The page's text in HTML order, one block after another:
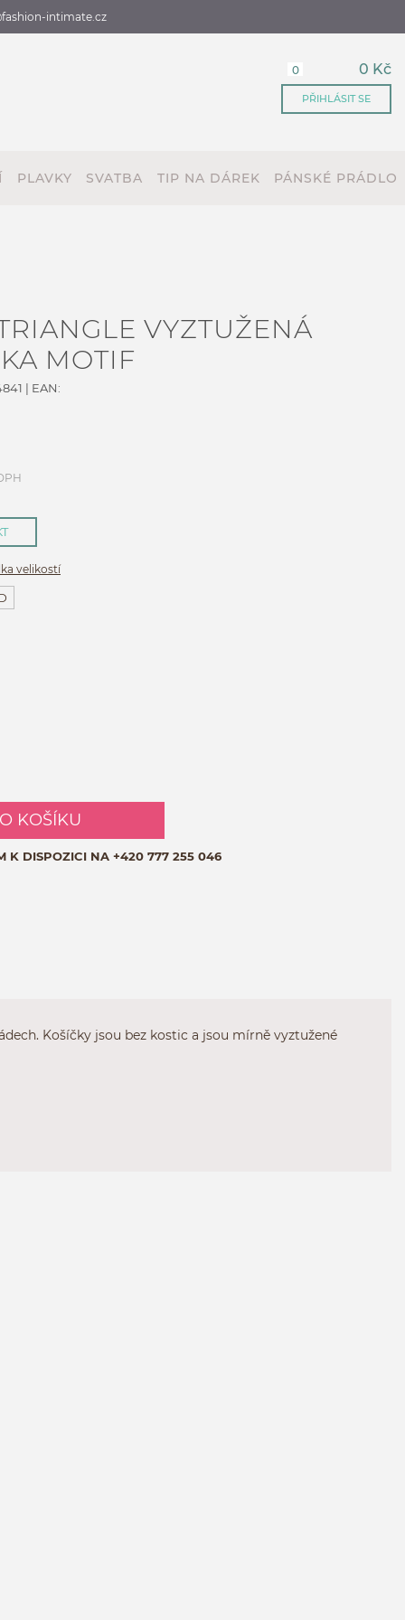
intimate.cz
0 0 Kč
PŘIHLÁSIT SE
PLAVKY SVATBA TIP NA DÁREK PÁNSKÉ PRÁDLO
VYZTUŽENÁ
MOTIF
| EAN:
velikostí
KOŠÍKU
K DISPOZICI NA +420 777 255 046
Košíčky jsou bez kostic a jsou mírně vyztužené